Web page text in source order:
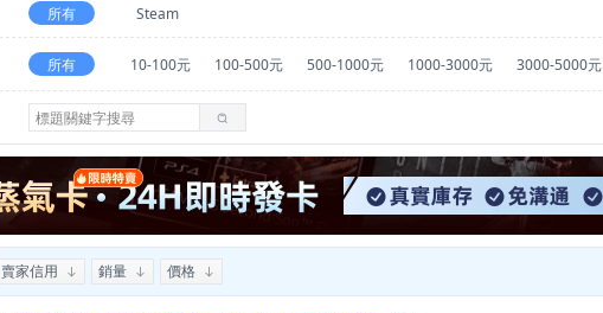
所有 Steam
所有 10-100元 100-500元 500-1000元 1000-3000元 3000-5000元
賣家信用 銷量 價格